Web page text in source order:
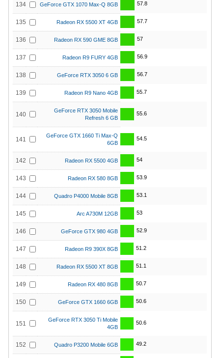
134 GeForce GTX 1070 Max-Q 8GB 57.8
135 Radeon RX 5500 XT 4GB 57.7
136 Radeon RX 590 GME 8GB 57
137 Radeon R9 FURY 4GB 56.9
138 GeForce RTX 3050 6 GB 56.7
139 Radeon R9 Nano 4GB 55.7
140
GeForce RTX 3050 Mobile
Refresh 6 GB
55.6
141
GeForce GTX 1660 Ti Max-Q
6GB
54.5
142 Radeon RX 5500 4GB 54
143 Radeon RX 580 8GB 53.9
144 Quadro P4000 Mobile 8GB 53.1
145 Arc A730M 12GB 53
146 GeForce GTX 980 4GB 52.9
147 Radeon R9 390X 8GB 51.2
148 Radeon RX 5500 XT 8GB 51.1
149 Radeon RX 480 8GB 50.7
150 GeForce GTX 1660 6GB 50.6
151
GeForce RTX 3050 Ti Mobile
4GB
50.6
152 Quadro P3200 Mobile 6GB 49.2